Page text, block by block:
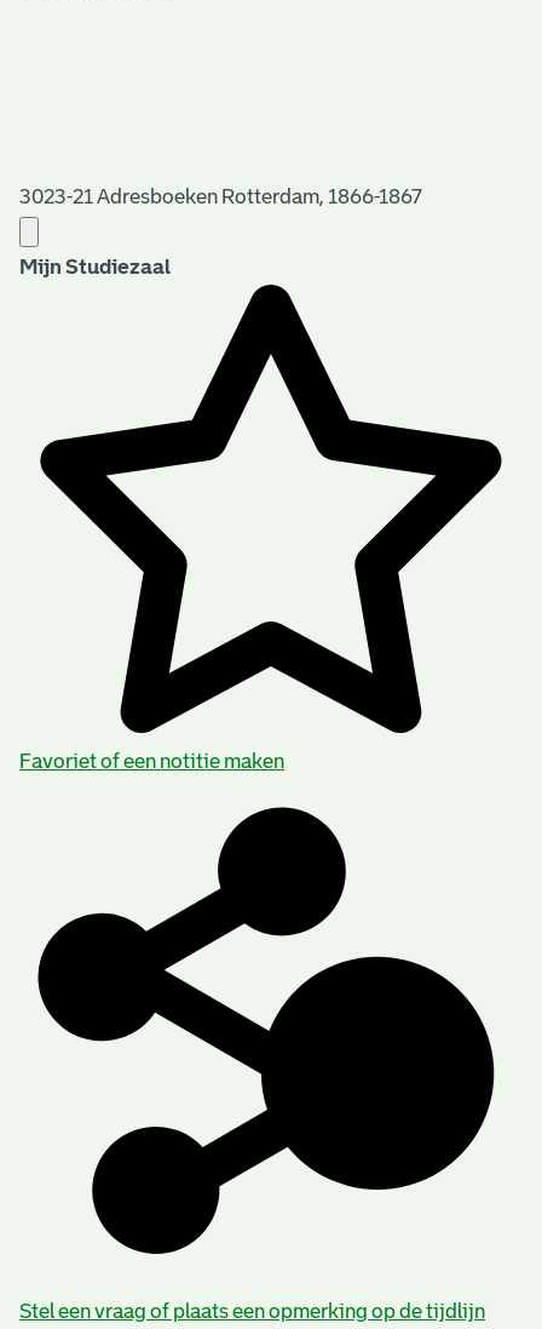
3023-21 Adresboeken Rotterdam, 1866-1867
Mijn Studiezaal
Favoriet of een notitie maken
Stel een vraag of plaats een opmerking op de tijdlijn